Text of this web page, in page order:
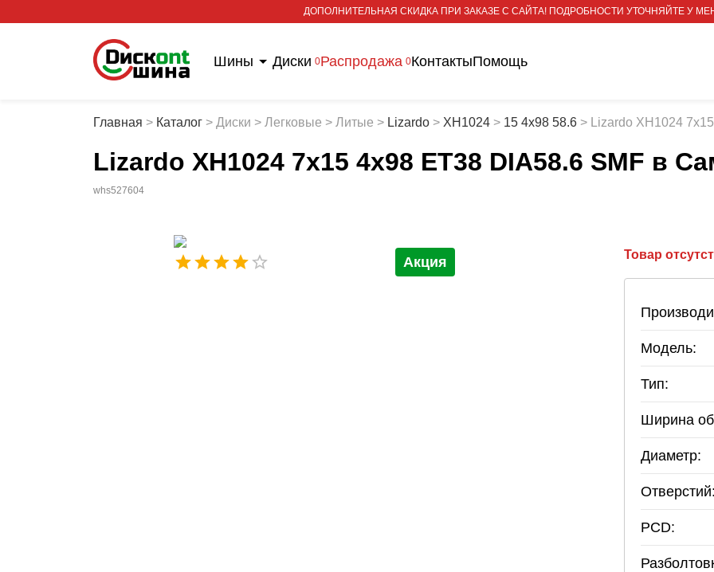
ДОПОЛНИТЕЛЬНАЯ СКИДКА ПРИ ЗАКАЗЕ С САЙТА! ПОДРОБНОСТИ УТОЧНЯЙТЕ У
Шины Диски 0Распродажа 0КонтактыПомощь
Главная > Каталог > Диски > Легковые > Литые > Lizardo > XH1024 > 15 4x98 58.6 > Lizardo XH1024
Lizardo XH1024 7x15 4x98 ET38 DIA58.6 SMF в
whs527604
Акция Товар
Модель:
Тип:
Ширина
Диаметр:
Отверстий:
PCD: